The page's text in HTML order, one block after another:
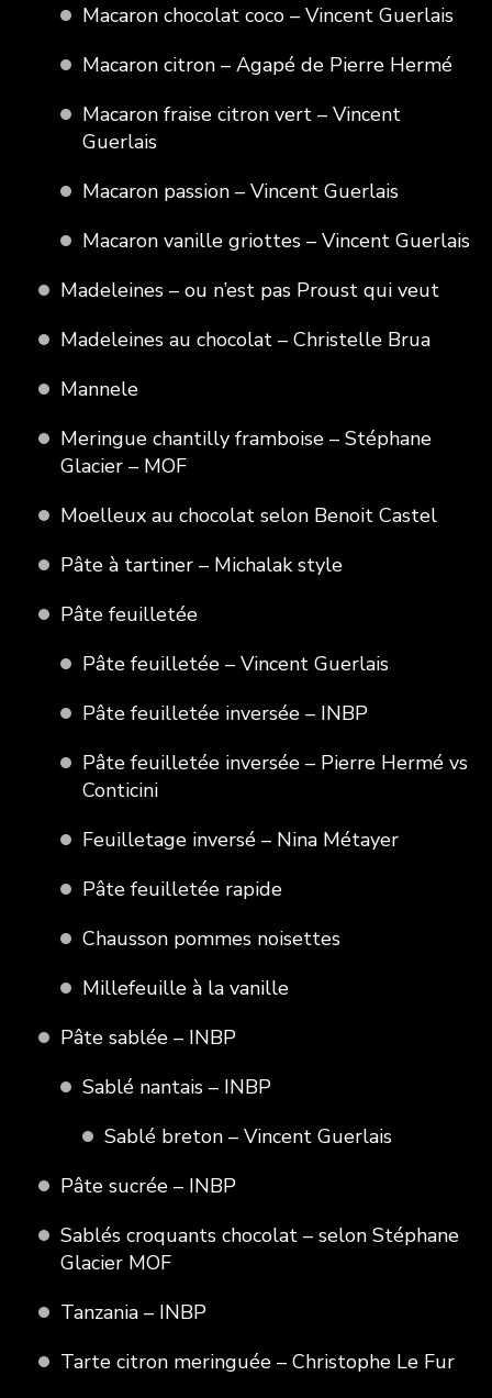
Macaron chocolat coco – Vincent Guerlais
Macaron citron – Agapé de Pierre Hermé
Macaron fraise citron vert – Vincent
Guerlais
Macaron passion – Vincent Guerlais
Macaron vanille griottes – Vincent Guerlais
Madeleines – ou n’est pas Proust qui veut
Madeleines au chocolat – Christelle Brua
Mannele
Meringue chantilly framboise – Stéphane
Glacier – MOF
Moelleux au chocolat selon Benoit Castel
Pâte à tartiner – Michalak style
Pâte feuilletée
Pâte feuilletée – Vincent Guerlais
Pâte feuilletée inversée – INBP
Pâte feuilletée inversée – Pierre Hermé vs
Conticini
Feuilletage inversé – Nina Métayer
Pâte feuilletée rapide
Chausson pommes noisettes
Millefeuille à la vanille
Pâte sablée – INBP
Sablé nantais – INBP
Sablé breton – Vincent Guerlais
Pâte sucrée – INBP
Sablés croquants chocolat – selon Stéphane
Glacier MOF
Tanzania – INBP
Tarte citron meringuée – Christophe Le Fur